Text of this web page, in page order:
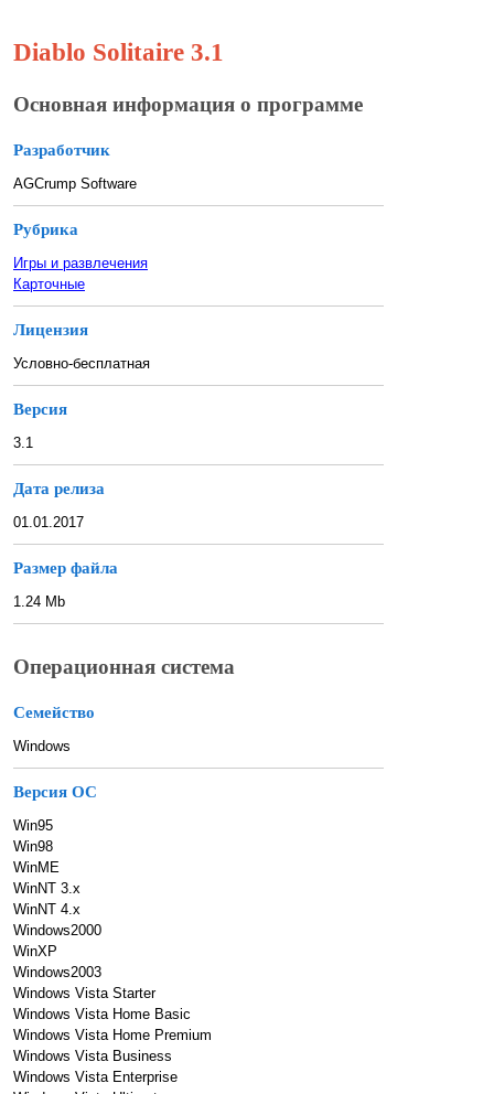
Diablo Solitaire 3.1
Основная информация о программе
Разработчик
AGCrump Software
Рубрика
Игры и развлечения
Карточные
Лицензия
Условно-бесплатная
Версия
3.1
Дата релиза
01.01.2017
Размер файла
1.24 Mb
Операционная система
Семейство
Windows
Версия ОС
Win95
Win98
WinME
WinNT 3.x
WinNT 4.x
Windows2000
WinXP
Windows2003
Windows Vista Starter
Windows Vista Home Basic
Windows Vista Home Premium
Windows Vista Business
Windows Vista Enterprise